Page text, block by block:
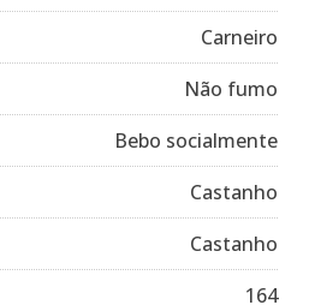
Carneiro
Não fumo
Bebo socialmente
Castanho
Castanho
164